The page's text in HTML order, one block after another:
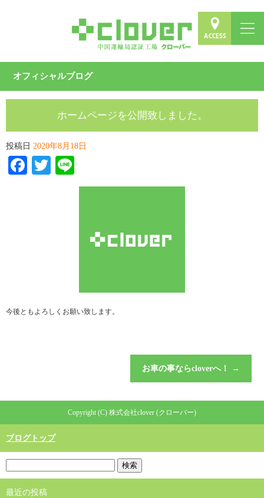
オフィシャルブログ
ホームページを公開致しました。
投稿日 2020年8月18日
Facebook
Twitter
今後ともよろしくお願い致します。
お車の事ならcloverへ！ →
Copyright (C) 株式会社clover (クローバー)
ブログトップ
最近の投稿